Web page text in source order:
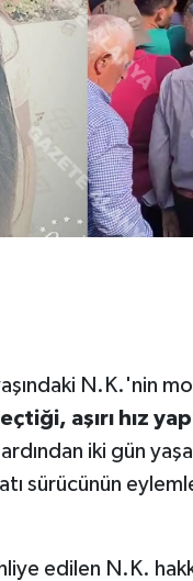
N.K.'nin
geçtiği, aşırı hız
iki gün
sürücünün
edilen N.K.